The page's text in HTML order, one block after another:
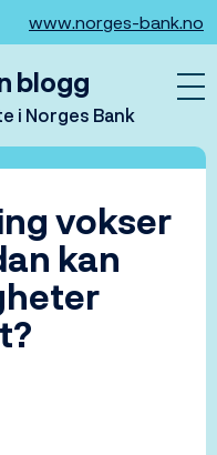
www.norges-bank.no
blogg
i Norges Bank
vokser
kan